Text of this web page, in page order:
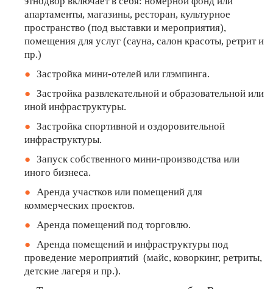
апартаменты, магазины, ресторан, культурное
пространство (под выставки и мероприятия),
помещения для услуг (сауна, салон красоты, ретрит и
пр.)
Застройка мини-отелей или глэмпинга.
Застройка развлекательной и образовательной или
иной инфраструктуры.
Застройка спортивной и оздоровительной
инфраструктуры.
Запуск собственного мини-производства или
иного бизнеса.
Аренда участков или помещений для
коммерческих проектов.
Аренда помещений под торговлю.
Аренда помещений и инфраструктуры под
проведение мероприятий (майс, коворкинг, ретриты,
детские лагеря и пр.).